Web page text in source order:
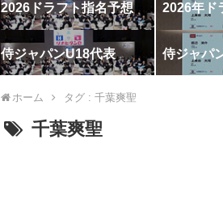
2026ドラフト指名予想 2026年ド
侍ジャパンU18代表 侍ジャパ
ホーム タグ : 千葉爽聖
千葉爽聖